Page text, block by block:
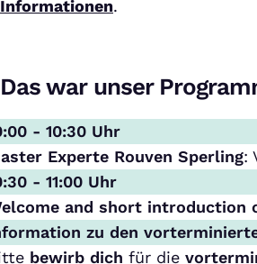
Informationen.
Das war unser
- 10:30 Uhr
Experte Rouven Sperling:
- 11:00 Uhr
and short introduction
zu den
bewirb dich für die